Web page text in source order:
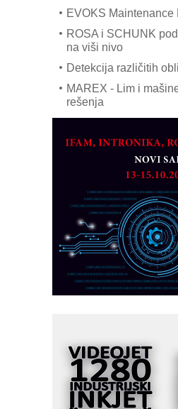
EVOKS Maintenance
ROSA i SCHUNK
na viši nivo
Detekcija različitih
MAREX - Lim i
rešenja
partner
CTO - Prilagodite
Razvoj
PLC AKYTEC
AUKOM: Svetski
dostupan u Srbiji
MOTOMAN – NEXT-
veštačkom
I.SAFE MOBILE
Fleksibilno stezanje i
podešavanje u
KIP KOP – napredna
savremene
objekte